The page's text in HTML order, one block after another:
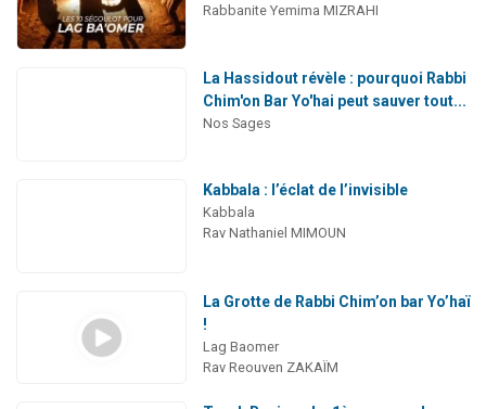
Rabbanite Yemima MIZRAHI
La Hassidout révèle : pourquoi Rabbi
Chim'on Bar Yo'hai peut sauver tout...
Nos Sages
Kabbala : l’éclat de l’invisible
Kabbala
Rav Nathaniel MIMOUN
La Grotte de Rabbi Chim’on bar Yo’haï
!
Lag Baomer
Rav Reouven ZAKAÏM